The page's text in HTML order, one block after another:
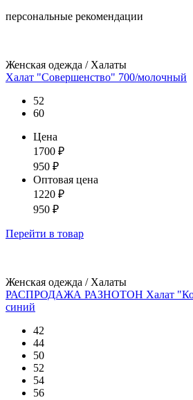
персональные рекомендации
Женская одежда / Халаты
Халат "Совершенство" 700/молочный
52
60
Цена
1700 ₽
950 ₽
Оптовая цена
1220 ₽
950 ₽
Перейти в товар
Женская одежда / Халаты
РАСПРОДАЖА РАЗНОТОН Халат
синий
42
44
50
52
54
56